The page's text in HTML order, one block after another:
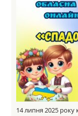
14 липня 2025